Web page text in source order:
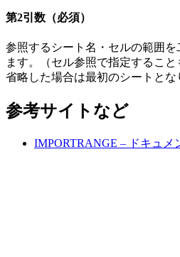
第2引数（必須）
参照するシート名・セルの範囲
ます。（セル参照で指定するこ
省略した場合は最初のシートとな
参考サイトなど
IMPORTRANGE – ドキュメ